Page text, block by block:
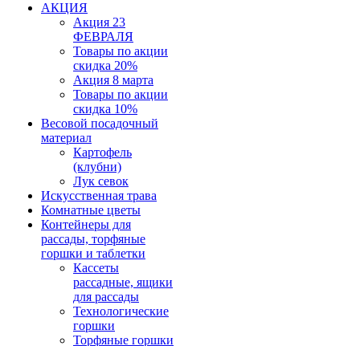
АКЦИЯ
Акция 23
ФЕВРАЛЯ
Товары по акции
скидка 20%
Акция 8 марта
Товары по акции
скидка 10%
Весовой посадочный
материал
Картофель
(клубни)
Лук севок
Искусственная трава
Комнатные цветы
Контейнеры для
рассады, торфяные
горшки и таблетки
Кассеты
рассадные, ящики
для рассады
Технологические
горшки
Торфяные горшки